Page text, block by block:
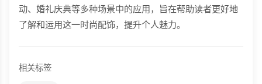
动、婚礼庆典等多种场景中的应用，旨在帮助读者更好地
了解和运用这一时尚配饰，提升个人魅力。
相关标签